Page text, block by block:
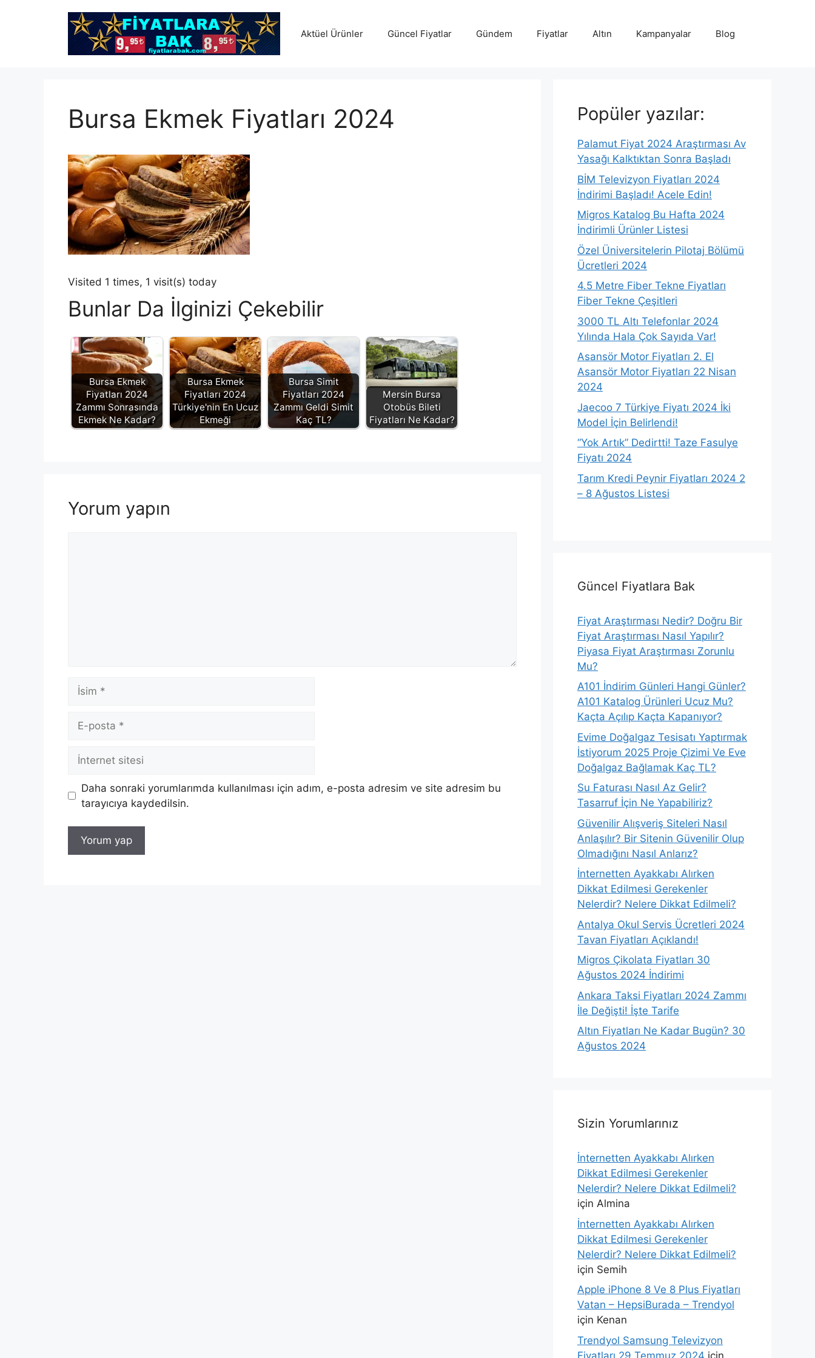
Aktüel Ürünler Güncel Fiyatlar Gündem Fiyatlar Altın Kampanyalar Blog
Bursa Ekmek Fiyatları 2024
Visited 1 times, 1 visit(s) today
Bunlar Da İlginizi Çekebilir
Bursa Ekmek
Fiyatları 2024
Zammı Sonrasında
Ekmek Ne Kadar?
Bursa Ekmek
Fiyatları 2024
Türkiye'nin En Ucuz
Ekmeği
Bursa Simit
Fiyatları 2024
Zammı Geldi Simit
Kaç TL?
Mersin Bursa
Otobüs Bileti
Fiyatları Ne Kadar?
Yorum yapın
İsim
posta
İnternet
sitesi
Daha sonraki yorumlarımda kullanılması için adım, e-posta adresim ve site adresim bu
tarayıcıya kaydedilsin.
Popüler yazılar:
Palamut Fiyat 2024 Araştırması Av
Yasağı Kalktıktan Sonra Başladı
BİM Televizyon Fiyatları 2024
İndirimi Başladı! Acele Edin!
Migros Katalog Bu Hafta 2024
İndirimli Ürünler Listesi
Özel Üniversitelerin Pilotaj Bölümü
Ücretleri 2024
4.5 Metre Fiber Tekne Fiyatları
Fiber Tekne Çeşitleri
3000 TL Altı Telefonlar 2024
Yılında Hala Çok Sayıda Var!
Asansör Motor Fiyatları 2. El
Asansör Motor Fiyatları 22 Nisan
2024
Jaecoo 7 Türkiye Fiyatı 2024 İki
Model İçin Belirlendi!
“Yok Artık” Dedirtti! Taze Fasulye
Fiyatı 2024
Tarım Kredi Peynir Fiyatları 2024 2
– 8 Ağustos Listesi
Güncel Fiyatlara Bak
Fiyat Araştırması Nedir? Doğru Bir
Fiyat Araştırması Nasıl Yapılır?
Piyasa Fiyat Araştırması Zorunlu
Mu?
A101 İndirim Günleri Hangi Günler?
A101 Katalog Ürünleri Ucuz Mu?
Kaçta Açılıp Kaçta Kapanıyor?
Evime Doğalgaz Tesisatı Yaptırmak
İstiyorum 2025 Proje Çizimi Ve Eve
Doğalgaz Bağlamak Kaç TL?
Su Faturası Nasıl Az Gelir?
Tasarruf İçin Ne Yapabiliriz?
Güvenilir Alışveriş Siteleri Nasıl
Anlaşılır? Bir Sitenin Güvenilir Olup
Olmadığını Nasıl Anlarız?
İnternetten Ayakkabı Alırken
Dikkat Edilmesi Gerekenler
Nelerdir? Nelere Dikkat Edilmeli?
Antalya Okul Servis Ücretleri 2024
Tavan Fiyatları Açıklandı!
Migros Çikolata Fiyatları 30
Ağustos 2024 İndirimi
Ankara Taksi Fiyatları 2024 Zammı
İle Değişti! İşte Tarife
Altın Fiyatları Ne Kadar Bugün? 30
Ağustos 2024
Sizin Yorumlarınız
İnternetten Ayakkabı Alırken
Dikkat Edilmesi Gerekenler
Nelerdir? Nelere Dikkat Edilmeli?
için Almina
İnternetten Ayakkabı Alırken
Dikkat Edilmesi Gerekenler
Nelerdir? Nelere Dikkat Edilmeli?
için Semih
Apple iPhone 8 Ve 8 Plus Fiyatları
Vatan – HepsiBurada – Trendyol
için Kenan
Trendyol Samsung Televizyon
Fiyatları 29 Temmuz 2024 için